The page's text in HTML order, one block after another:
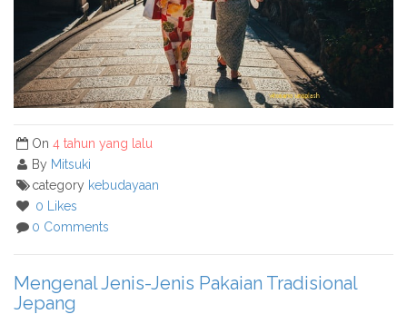
On 4 tahun yang lalu
By Mitsuki
category kebudayaan
0 Likes
0 Comments
Mengenal Jenis-Jenis Pakaian Tradisional
Jepang